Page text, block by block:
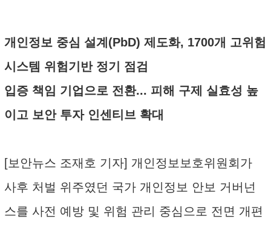
개인정보 중심 설계(PbD) 제도화, 1700개 고위험
시스템 위험기반 정기 점검
입증 책임 기업으로 전환... 피해 구제 실효성 높
이고 보안 투자 인센티브 확대
[보안뉴스 조재호 기자] 개인정보보호위원회가
사후 처벌 위주였던 국가 개인정보 안보 거버넌
스를 사전 예방 및 위험 관리 중심으로 전면 개편